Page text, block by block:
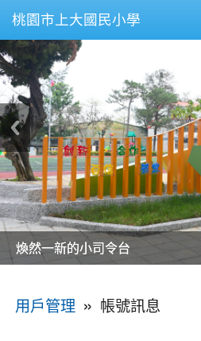
桃園市上大國民小學
美麗的操場是我們活力的來源
美麗的操場是我們活力的來源
煥然一新的小司令台
煥然一新的小司令台
富含桃園埤塘田園風光意象的中廊
富含桃園埤塘田園風光意象的中廊
嶄新的中庭廣場
嶄新的中庭廣場
水生池生生不息
水生池生生不息
用戶管理 » 帳號訊息